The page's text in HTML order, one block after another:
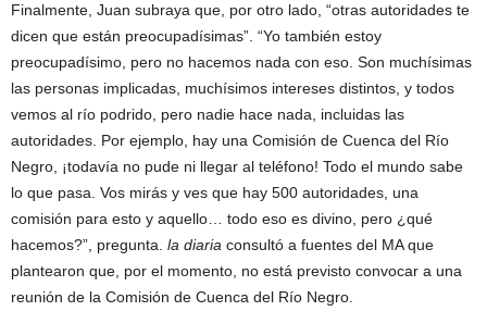
Finalmente, Juan subraya que, por otro lado, “otras autoridades te
dicen que están preocupadísimas”. “Yo también estoy
preocupadísimo, pero no hacemos nada con eso. Son muchísimas
las personas implicadas, muchísimos intereses distintos, y todos
vemos al río podrido, pero nadie hace nada, incluidas las
autoridades. Por ejemplo, hay una Comisión de Cuenca del Río
Negro, ¡todavía no pude ni llegar al teléfono! Todo el mundo sabe
lo que pasa. Vos mirás y ves que hay 500 autoridades, una
comisión para esto y aquello… todo eso es divino, pero ¿qué
hacemos?”, pregunta. la diaria consultó a fuentes del MA que
plantearon que, por el momento, no está previsto convocar a una
reunión de la Comisión de Cuenca del Río Negro.